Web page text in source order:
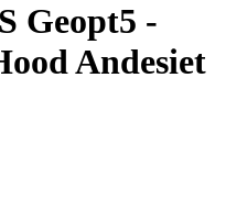
Geopt5 -
Andesiet